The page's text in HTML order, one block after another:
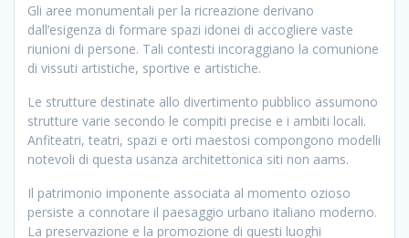
Gli aree monumentali per la ricreazione derivano
dall’esigenza di formare spazi idonei di accogliere vaste
riunioni di persone. Tali contesti incoraggiano la comunione
di vissuti artistiche, sportive e artistiche.
Le strutture destinate allo divertimento pubblico assumono
strutture varie secondo le compiti precise e i ambiti locali.
Anfiteatri, teatri, spazi e orti maestosi compongono modelli
notevoli di questa usanza architettonica siti non aams.
Il patrimonio imponente associata al momento ozioso
persiste a connotare il paesaggio urbano italiano moderno.
La preservazione e la promozione di questi luoghi